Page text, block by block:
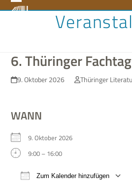
to Open
Close
6. Thüringer
9. Oktober 2026 Thüringer
WANN
9. Okto­ber 2026
9:00 – 16:00
Zum Kalender hinzufügen